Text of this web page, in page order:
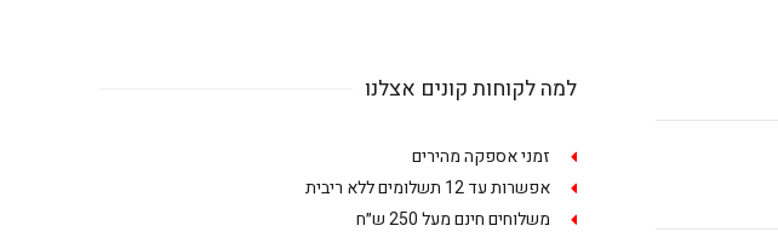
למה לקוחות קונים אצלנו
זמני אספקה מהירים
אפשרות עד 12 תשלומים ללא ריבית
משלוחים חינם מעל 250 ש״ח